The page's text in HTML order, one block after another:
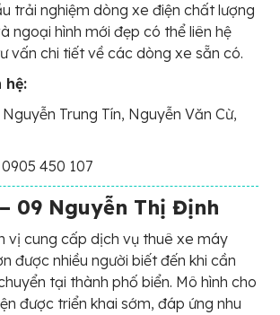
trải nghiệm dòng xe điện chất lượng
ngoại hình mới đẹp có thể liên hệ
vấn chi tiết về các dòng xe sẵn có.
hệ:
Trung Tín, Nguyễn Văn Cừ,
450 107
09 Nguyễn Thị Định
vị cung cấp dịch vụ thuê xe máy
được nhiều người biết đến khi cần
tại thành phố biển. Mô hình cho
được triển khai sớm, đáp ứng nhu